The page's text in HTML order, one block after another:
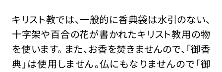
キリスト教では、一般的に香典袋は水引のない、
十字架や百合の花が書かれたキリスト教用の物
を使います。 また、お香を焚きませんので、「御香
典」は使用しません。仏にもなりませんので「御